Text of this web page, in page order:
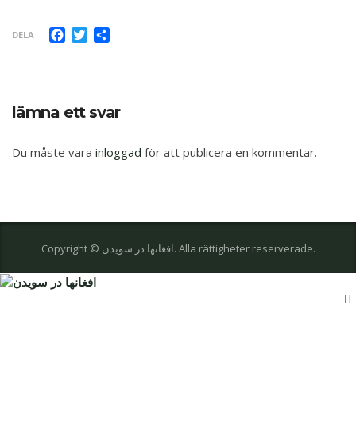
DELA Facebook
Twitter
lämna ett svar
Du måste vara inloggad för att publicera en kommentar.
Copyright © افغانها در سویدن. Alla rättigheter reserverade.